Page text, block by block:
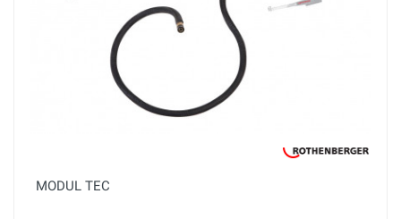
MODUL TEC